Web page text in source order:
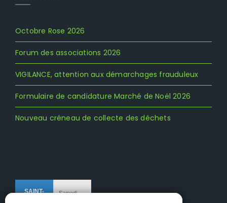
Octobre Rose 2026
Forum des associations 2026
VIGILANCE, attention aux démarchages frauduleux
Formulaire de candidature Marché de Noël 2026
Nouveau créneau de collecte des déchets